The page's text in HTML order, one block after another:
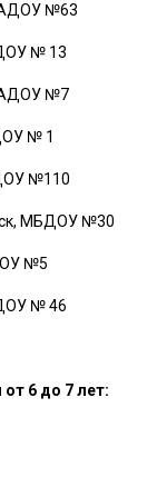
№63
№ 13
№7
№ 1
№110
МБДОУ №30
№5
№ 46
6 до 7 лет: